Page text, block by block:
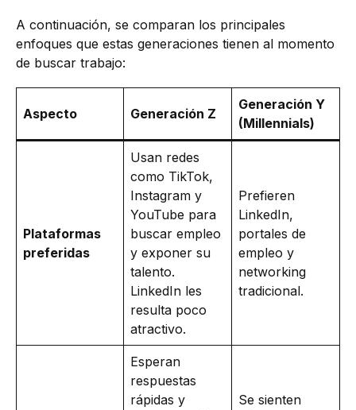
A continuación, se comparan los principales
enfoques que estas generaciones tienen al momento
de buscar trabajo:
Aspecto Generación Z
Generación Y
(Millennials)
Plataformas
preferidas
Usan redes
como TikTok,
Instagram y
YouTube para
buscar empleo
y exponer su
talento.
LinkedIn les
resulta poco
atractivo.
Prefieren
LinkedIn,
portales de
empleo y
networking
tradicional.
Esperan
respuestas
rápidas y
Se sienten